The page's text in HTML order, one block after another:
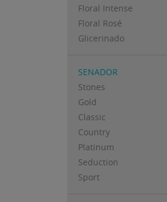
Floral Intense
Floral Rosé
Glicerinado
SENADOR
Stones
Gold
Classic
Country
Platinum
Seduction
Sport